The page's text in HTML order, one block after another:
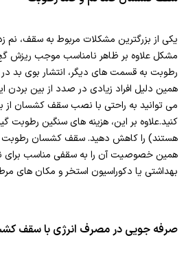
یکی از بزرگترین مشکلات مربوط به سقف،
مشکل علاوه بر ظاهر نامناسب موجب ریزش
رطوبت به قسمت های دیگر، انتشار بوی بد
همین دلیل افراد زیادی در صدد از بین
می توانید به راحتی با نصب سقف کشسان از
کنید.علاوه بر این، هزینه های سنگین رطوبت
هستند) را کاهش دهید. سقف کشسان رطوبت
همین خصوصیت آن را به سقفی مناسب
بهداشتی یا دکوراسیون استخر و مکان های
صرفه جویی در مصرف انرژی با سقف